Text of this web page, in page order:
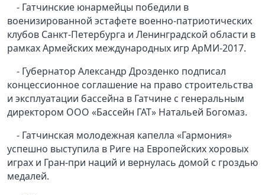
- Гатчинские юнармейцы победили в
военизированной эстафете военно-патриотических
клубов Санкт-Петербурга и Ленинградской области в
рамках Армейских международных игр АрМИ-2017.
- Губернатор Александр Дрозденко подписал
концессионное соглашение на право строительства
и эксплуатации бассейна в Гатчине с генеральным
директором ООО «Бассейн ГАТ» Натальей Богомаз.
- Гатчинская молодежная капелла «Гармония»
успешно выступила в Риге на Европейских хоровых
играх и Гран-при наций и вернулась домой с гроздью
медалей.